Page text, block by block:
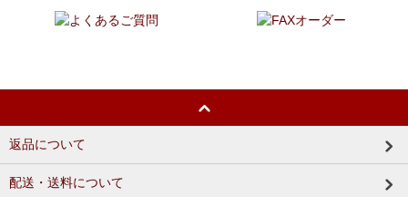
返品について
配送・送料について